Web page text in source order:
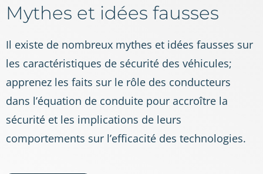
Mythes et idées fausses
Il existe de nombreux mythes et idées fausses sur
les caractéristiques de sécurité des véhicules;
apprenez les faits sur le rôle des conducteurs
dans l’équation de conduite pour accroître la
sécurité et les implications de leurs
comportements sur l’efficacité des technologies.